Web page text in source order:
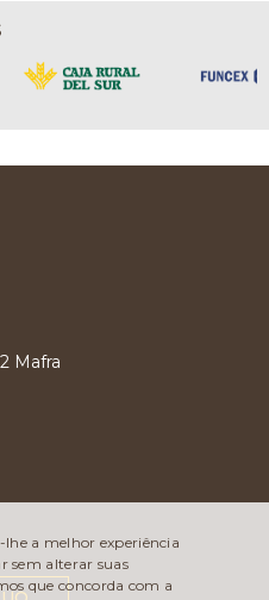
Mafra
a melhor experiência
sem alterar suas
que concorda com a